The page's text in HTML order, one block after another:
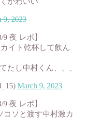
9, 2023
夜 レポ】
イト乾杯して飲ん
たし中村くん、、、
March 9, 2023
夜 レポ】
コソと渡す中村激カ